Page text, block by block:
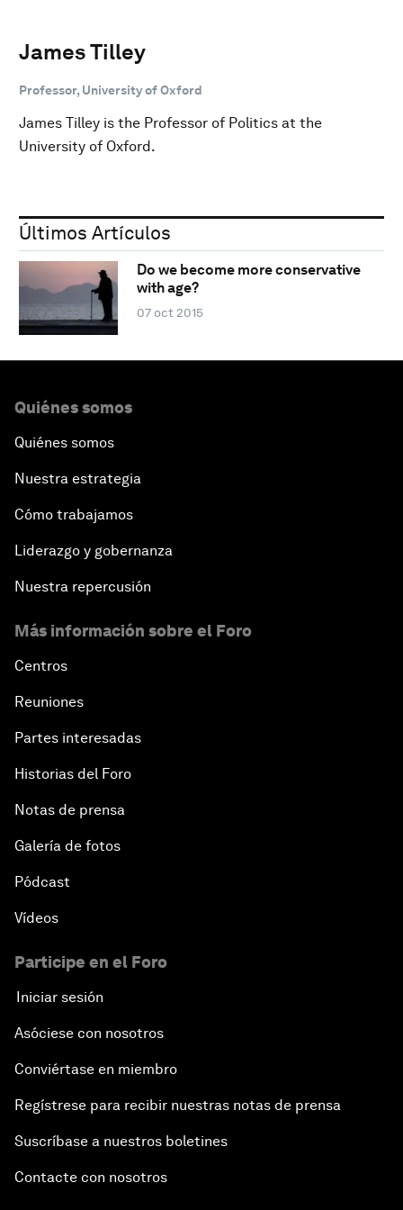
James Tilley
Professor, University of Oxford
James Tilley is the Professor of Politics at the
University of Oxford.
Últimos Artículos
Do we become more conservative
with age?
07 oct 2015
Quiénes somos
Quiénes somos
Nuestra estrategia
Cómo trabajamos
Liderazgo y gobernanza
Nuestra repercusión
Más información sobre el Foro
Centros
Reuniones
Partes interesadas
Historias del Foro
Notas de prensa
Galería de fotos
Pódcast
Vídeos
Participe en el Foro
Iniciar sesión
Asóciese con nosotros
Conviértase en miembro
Regístrese para recibir nuestras notas de prensa
Suscríbase a nuestros boletines
Contacte con nosotros